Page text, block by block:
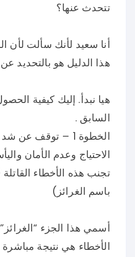
تتحدث عنها؟
أنا سعيد لأنك سألت لأن
هذا الدليل هو بالتحديد
هيا نبدأ. إليك كيفية
السابق .
الخطوة 1 – توقف
الاحتياج وعدم الأمان
تجنب هذه الأخطاء
باسم الغرائز)
أسمي هذا الجزء
الأخطاء هي نتيجة